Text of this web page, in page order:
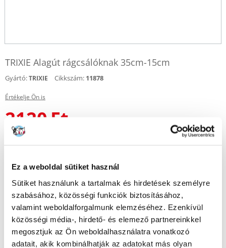
Ez a weboldal sütiket használ
Sütiket használunk a tartalmak és hirdetések személyre
szabásához, közösségi funkciók biztosításához,
valamint weboldalforgalmunk elemzéséhez. Ezenkívül
közösségi média-, hirdető- és elemező partnereinkkel
megosztjuk az Ön weboldalhasználatra vonatkozó
adatait, akik kombinálhatják az adatokat más olyan
TRIXIE Alagút rágcsálóknak 35cm-15cm
Gyártó:TRIXIE Cikkszám: 11878
Értékelje Ön is
2120 Ft
KÜLDÉS 48 ÓRÁN BELÜL
További képek megtekintése : 1
Leírás